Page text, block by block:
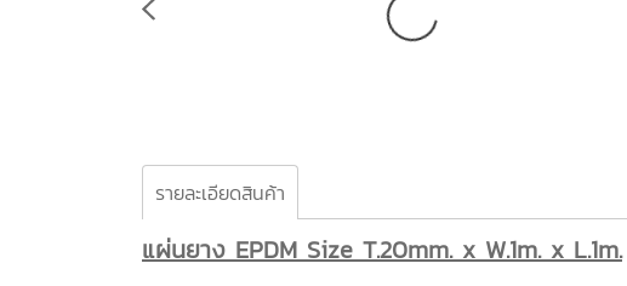
รายละเอียดสินค้า
แผ่นยาง EPDM Size T.20mm. x W.1m. x L.1m.